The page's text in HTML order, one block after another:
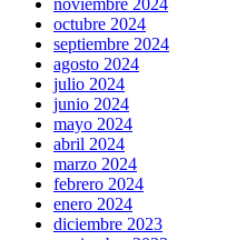
noviembre 2024
octubre 2024
septiembre 2024
agosto 2024
julio 2024
junio 2024
mayo 2024
abril 2024
marzo 2024
febrero 2024
enero 2024
diciembre 2023